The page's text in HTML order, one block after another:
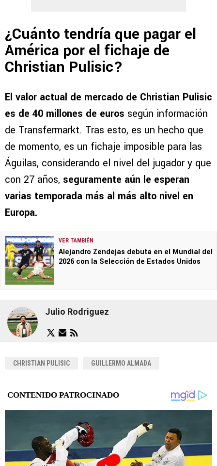
¿Cuánto tendría que pagar el
América por el fichaje de
Christian Pulisic?
El valor actual de mercado de Christian Pulisic
es de 40 millones de euros según información
de Transfermarkt. Tras esto, es un hecho que
de momento, es un fichaje imposible para las
Águilas, considerando el nivel del jugador y que
con 27 años, seguramente aún le esperan
varias temporada más al más alto nivel en
Europa.
VER TAMBIÉN
Alejandro Zendejas debuta en el Mundial del
2026 con la Selección de Estados Unidos
Julio Rodriguez
CHRISTIAN PULISIC GUILLERMO ALMADA